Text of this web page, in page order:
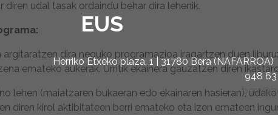
EUS
Herriko Etxeko plaza, 1 | 31780 Bera (NAFARROA)
948
diren udal tasak ordaindu behar dira lehenik.
argitaratzen dira neguko programazioa iragartzen duen
emateko aukerak. Urritik ekainera gauzatzen diren
lehen (maiatzaren bukaeran edo ekainaren hasieran),
diren kirol aktibitateen berri emateko eta izen emateen